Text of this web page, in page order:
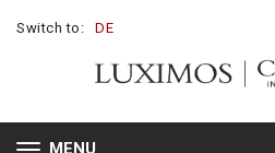
Switch to: DE
MENU